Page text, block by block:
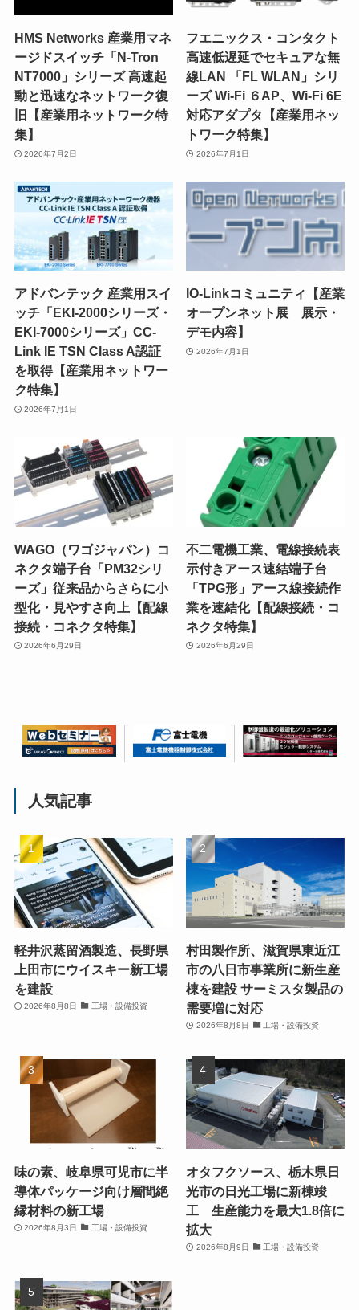
HMS Networks 産業用マネ
ージドスイッチ「N-Tron
NT7000」シリーズ 高速起
動と迅速なネットワーク復
旧【産業用ネットワーク特
集】
2026年7月2日
フエニックス・コンタクト
高速低遅延でセキュアな無
線LAN 「FL WLAN」シリ
ーズ Wi-Fi ６AP、Wi-Fi 6E
対応アダプタ【産業用ネッ
トワーク特集】
2026年7月1日
アドバンテック 産業用スイ
ッチ「EKI-2000シリーズ・
EKI-7000シリーズ」CC-
Link IE TSN Class A認証
を取得【産業用ネットワー
ク特集】
2026年7月1日
IO-Linkコミュニティ【産業
オープンネット展 展示・
デモ内容】
2026年7月1日
WAGO（ワゴジャパン）コ
ネクタ端子台「PM32シリ
ーズ」従来品からさらに小
型化・見やすさ向上【配線
接続・コネクタ特集】
2026年6月29日
不二電機工業、電線接続表
示付きアース速結端子台
「TPG形」アース線接続作
業を速結化【配線接続・コ
ネクタ特集】
2026年6月29日
人気記事
軽井沢蒸留酒製造、長野県
上田市にウイスキー新工場
を建設
2026年8月8日 工場・設備投資
村田製作所、滋賀県東近江
市の八日市事業所に新生産
棟を建設 サーミスタ製品の
需要増に対応
2026年8月8日 工場・設備投資
味の素、岐阜県可児市に半
導体パッケージ向け層間絶
縁材料の新工場
2026年8月3日 工場・設備投資
オタフクソース、栃木県日
光市の日光工場に新棟竣
工 生産能力を最大1.8倍に
拡大
2026年8月9日 工場・設備投資